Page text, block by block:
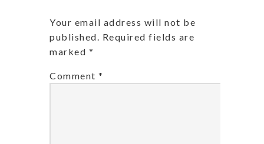
Your email address will not be
published. Required fields are
marked *
Comment *